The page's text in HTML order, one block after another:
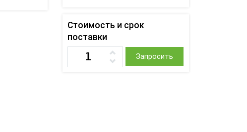
Стоимость и срок
поставки
Запросить